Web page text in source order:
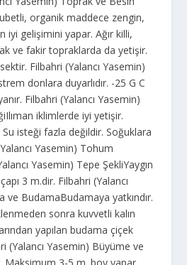
organik maddece zengin,
iyi gelişimini yapar. Ağır killi,
ve fakir topraklarda da yetişir.
Filbahri (Yalancı Yasemin)
donlara duyarlıdır. -25 G C
Filbahri (Yalancı Yasemin)
iklimlerde iyi yetişir.
isteği fazla değildir. Soğuklara
Yasemin) Tohum
Yasemin) Tepe ŞekliYaygın
3 m.dir. Filbahri (Yalancı
ve BudamaBudamaya yatkındır.
sonra kuvvetli kalın
yapılan budama çiçek
(Yalancı Yasemin) Büyüme ve